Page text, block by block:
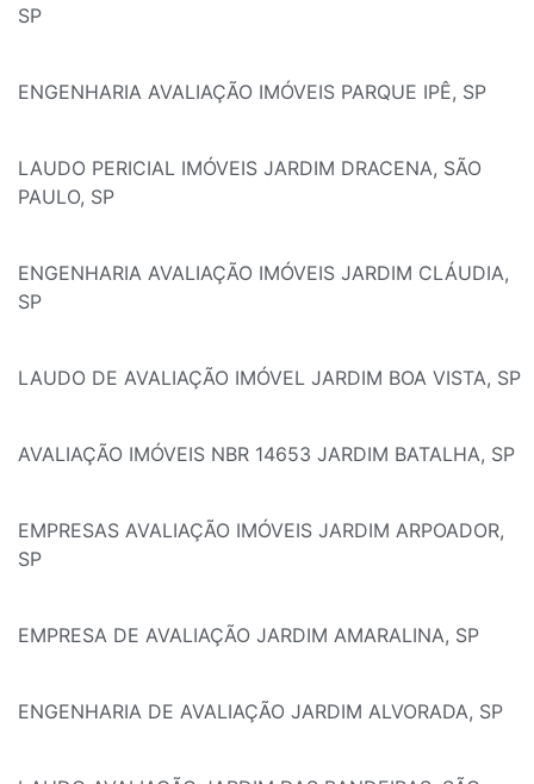
SP
ENGENHARIA AVALIAÇÃO IMÓVEIS PARQUE IPÊ, SP
LAUDO PERICIAL IMÓVEIS JARDIM DRACENA, SÃO
PAULO, SP
ENGENHARIA AVALIAÇÃO IMÓVEIS JARDIM CLÁUDIA,
SP
LAUDO DE AVALIAÇÃO IMÓVEL JARDIM BOA VISTA, SP
AVALIAÇÃO IMÓVEIS NBR 14653 JARDIM BATALHA, SP
EMPRESAS AVALIAÇÃO IMÓVEIS JARDIM ARPOADOR,
SP
EMPRESA DE AVALIAÇÃO JARDIM AMARALINA, SP
ENGENHARIA DE AVALIAÇÃO JARDIM ALVORADA, SP